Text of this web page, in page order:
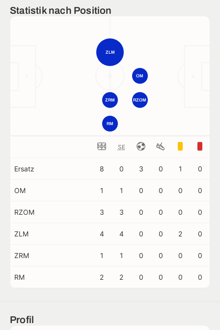
Statistik nach Position
ZLM
RZOM
RM
OM
ZRM
SE
Ersatz 8 0 3 0 1 0
OM 1 1 0 0 0 0
RZOM 3 3 0 0 0 0
ZLM 4 4 0 0 2 0
ZRM 1 1 0 0 0 0
RM 2 2 0 0 0 0
Profil